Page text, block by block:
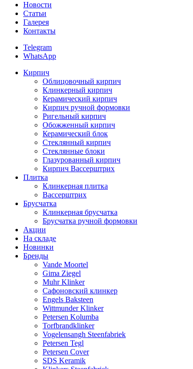
Новости
Статьи
Галерея
Контакты
Telegram
WhatsApp
Кирпич
Облицовочный кирпич
Клинкерный кирпич
Керамический кирпич
Кирпич ручной формовки
Ригельный кирпич
Обожженный кирпич
Керамический блок
Стеклянный кирпич
Стеклянные блоки
Глазурованный кирпич
Кирпич Вассерштрих
Плитка
Клинкерная плитка
Вассерштрих
Брусчатка
Клинкерная брусчатка
Брусчатка ручной формовки
Акции
На складе
Новинки
Бренды
Vande Moortel
Gima Ziegel
Muhr Klinker
Сафоновский клинкер
Engels Baksteen
Wittmunder Klinker
Petersen Kolumba
Torfbrandklinker
Vogelensangh Steenfabriek
Petersen Tegl
Petersen Cover
SDS Keramik